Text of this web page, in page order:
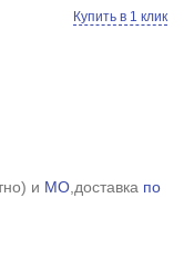
Купить в 1 клик
) и МО,доставка по